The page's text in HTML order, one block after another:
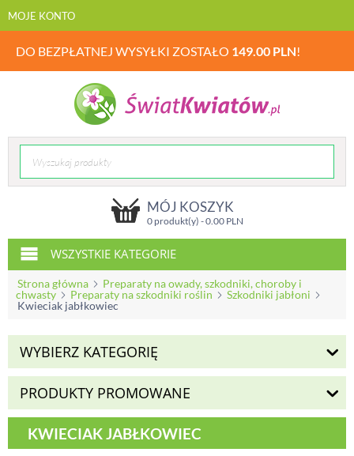
MOJE KONTO
DO BEZPŁATNEJ WYSYŁKI ZOSTAŁO 149.00 PLN!
MÓJ KOSZYK
0 produkt(y) -0.00PLN
WSZYSTKIE KATEGORIE
Strona główna
Preparaty na owady, szkodniki, choroby i
chwasty
Preparaty na szkodniki roślin
Szkodniki jabłoni
Kwieciak jabłkowiec
WYBIERZ KATEGORIĘ
PRODUKTY PROMOWANE
KWIECIAK JABŁKOWIEC